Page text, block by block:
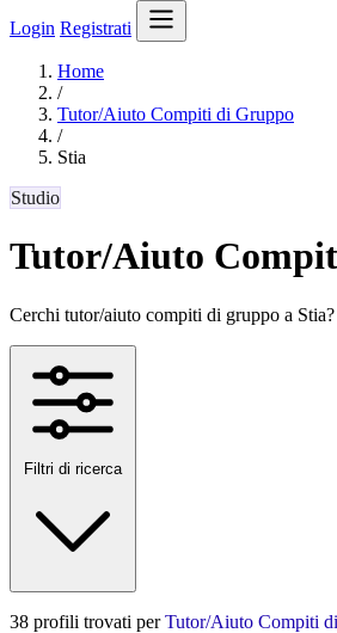
Login Registrati
Home
/
Tutor/Aiuto Compiti di Gruppo
/
Stia
Studio
Tutor/Aiuto
Cerchi tutor/aiuto compiti di gruppo a
Filtri di ricerca
38 profili trovati perTutor/Aiuto Compiti